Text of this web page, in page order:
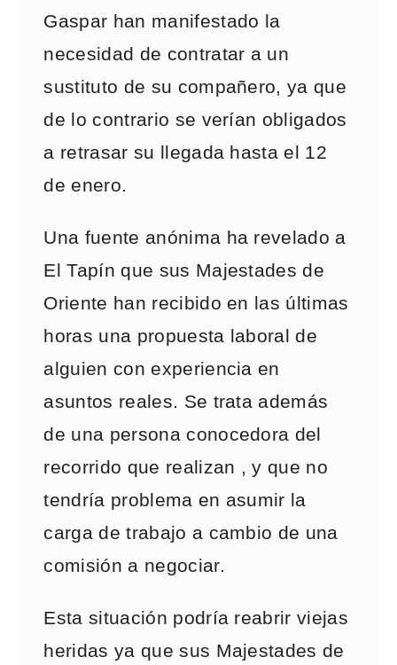
Gaspar han manifestado la
necesidad de contratar a un
sustituto de su compañero, ya que
de lo contrario se verían obligados
a retrasar su llegada hasta el 12
de enero.
Una fuente anónima ha revelado a
El Tapín que sus Majestades de
Oriente han recibido en las últimas
horas una propuesta laboral de
alguien con experiencia en
asuntos reales. Se trata además
de una persona conocedora del
recorrido que realizan , y que no
tendría problema en asumir la
carga de trabajo a cambio de una
comisión a negociar.
Esta situación podría reabrir viejas
heridas ya que sus Majestades de